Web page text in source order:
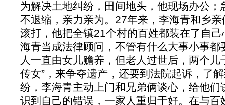
为解决土地纠纷，田间地头，他现场办公；
不退缩，亲力亲为。27年来，李海青和乡
滚打，他把全镇21个村的百姓都装在了自
海青当成法律顾问，不管有什么大事小事都
人一直由女儿赡养，但老人过世后，两个儿
传女”，来争夺遗产，还要到法院起诉，了
纷，李海青主动上门和兄弟俩谈心，给他们
识到自己的错误，一家人重归于好。在与百